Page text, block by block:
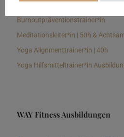
Burnoutpräventionstrainer*in
Meditationsleiter*in | 50h &
Yoga Alignmenttrainer*in | 40h
Yoga Hilfsmitteltrainer*in
WAY Fitness Ausbildungen